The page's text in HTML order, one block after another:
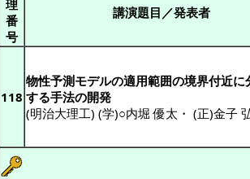
理
番
号
講演題目／発表者
118
物性予測モデルの適用範囲の境界付近に
する手法の開発
(明治大理工) (学)○内堀 優太 ・ (正)金子